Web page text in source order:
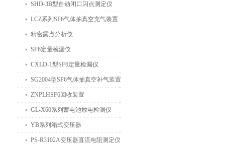
SHD-3B型自动闭口闪点测定仪
LCZ系列SF6气体抽真空充气装置
精密露点分析仪
SF6定量检漏仪
CXLD-1型SF6定量检漏仪
SG2004型SF6气体抽真空补气装置
ZNPLHSF6回收装置
GL-X60系列蓄电池放电检测仪
YB系列箱式变压器
PS-R3102A变压器直流电阻测定仪